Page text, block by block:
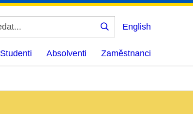
Vyhledat
English
Studenti Absolventi Zaměstnanci